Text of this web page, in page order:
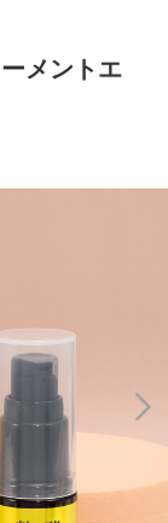
メントエ